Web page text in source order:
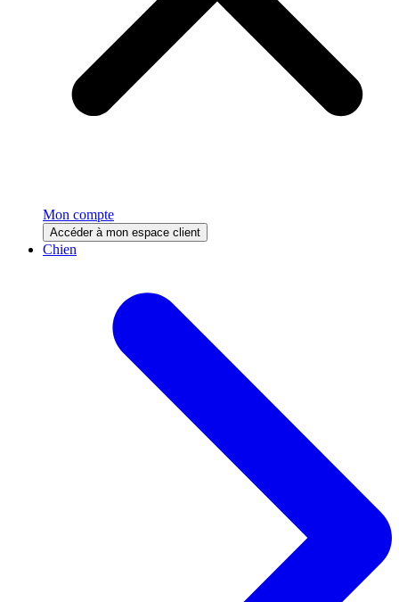
Mon compte
Accéder à mon espace client
Chien